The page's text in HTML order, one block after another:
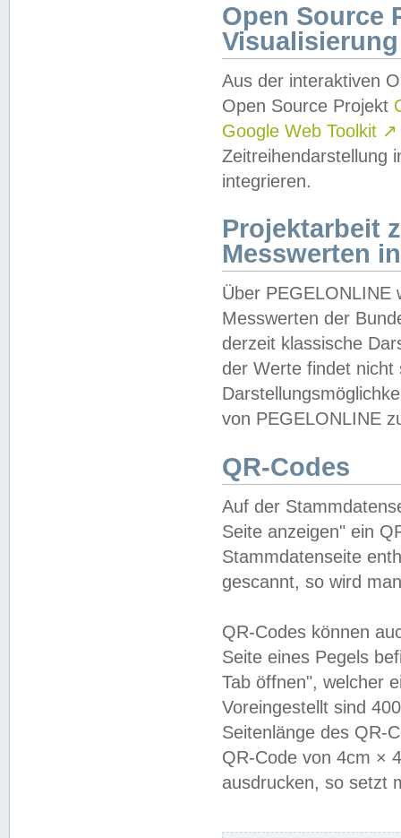
Open Source
Visualisierung
Aus der interaktiven
Open Source Projekt
Google Web Toolkit ↗
Zeitreihendarstellung
integrieren.
Projektarbeit
Messwerten
Über PEGELONLINE
Messwerten der
derzeit klassische
der Werte findet
von PEGELONLINE
QR-Codes
Auf der
Seite anzeigen" ein
Stammdatenseite
gescannt, so wird
QR-Codes können
Seite eines Pegels
Tab öffnen", welcher
Voreingestellt sind
Seitenlänge des QR-
QR-Code von 4cm ×
ausdrucken, so setzt